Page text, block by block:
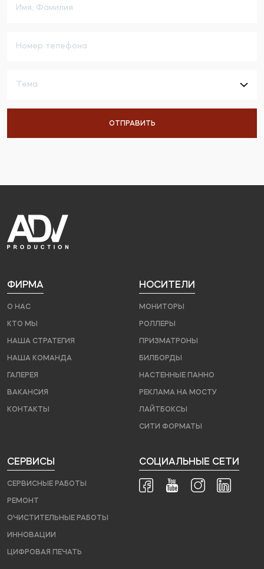
ФИРМА
О НАС
КТО МЫ
НАША СТРАТЕГИЯ
НАША КОМАНДА
ГАЛЕРЕЯ
ВАКАНСИЯ
КОНТАКТЫ
НОСИТЕЛИ
МОНИТОРЫ
РОЛЛЕРЫ
ПРИЗМАТРОНЫ
БИЛБОРДЫ
НАСТЕННЫЕ ПАННО
РЕКЛАМА НА МОСТУ
ЛАЙТБОКСЫ
СИТИ ФОРМАТЫ
СЕРВИСЫ
СЕРВИСНЫЕ РАБОТЫ
РЕМОНТ
ОЧИСТИТЕЛЬНЫЕ РАБОТЫ
ИННОВАЦИИ
ЦИФРОВАЯ ПЕЧАТЬ
СОЦИАЛЬНЫЕ СЕТИ